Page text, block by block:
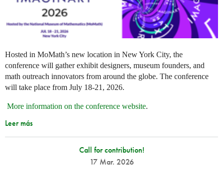
Hosted in MoMath’s new location in New York City, the
conference will gather exhibit designers, museum founders, and
math outreach innovators from around the globe. The conference
will take place from July 18-21, 2026.
More information on the conference website.
Leer más
Call for contribution!
17 Mar. 2026